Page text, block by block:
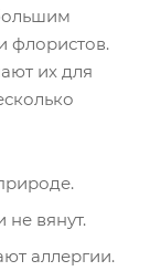
флористов.
их для
не вянут.
аллергии.